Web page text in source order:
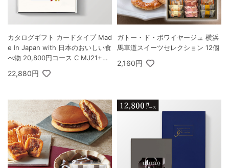
カタログギフト カードタイプ Mad
e In Japan with 日本のおいしい食
べ物 20,800円コース C MJ21+柳
22,880円
ガトー・ド・ボワイヤージュ 横浜
馬車道スイーツセレクション 12個
2,160円